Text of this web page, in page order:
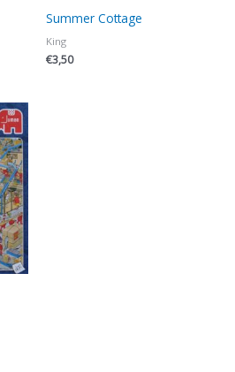
Summer Cottage
King
€3,50